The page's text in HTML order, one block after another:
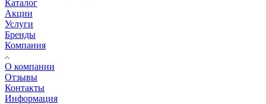
Каталог
Акции
Услуги
Бренды
Компания
О компании
Отзывы
Контакты
Информация